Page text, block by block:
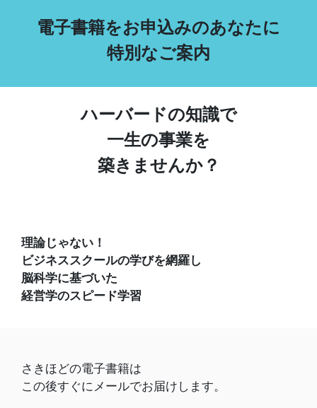
電子書籍をお申込みのあなたに
特別なご案内
ハーバードの知識で
一生の事業を
築きませんか？
理論じゃない！
ビジネススクールの学びを網羅し
脳科学に基づいた
経営学のスピード学習
さきほどの電子書籍は
この後すぐにメールでお届けします。